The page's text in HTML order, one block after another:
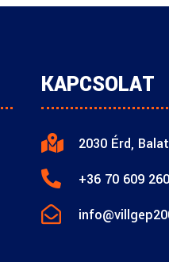
KAPCSOLAT
 2030 Érd,
 +36 70 609
